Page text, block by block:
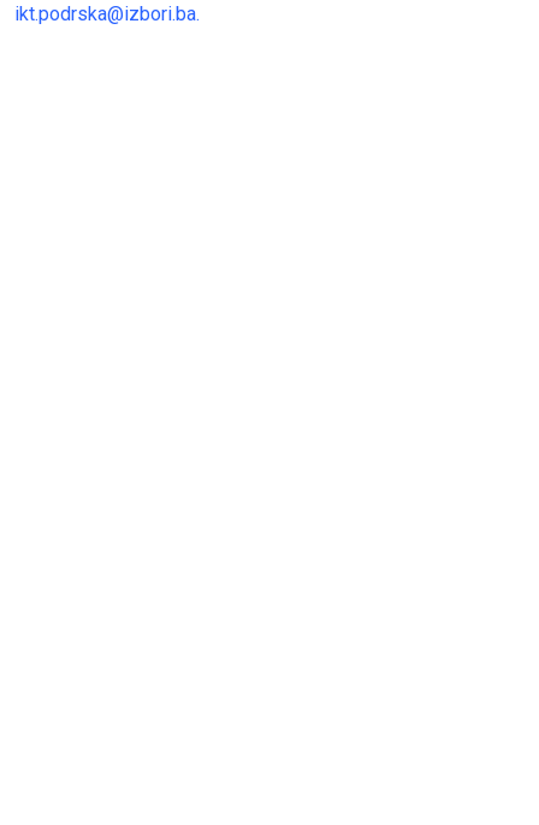
ikt.podrska@izbori.ba.